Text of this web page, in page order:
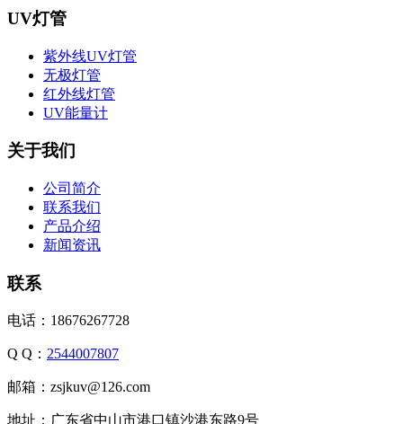
UV灯管
紫外线UV灯管
无极灯管
红外线灯管
UV能量计
关于我们
公司简介
联系我们
产品介绍
新闻资讯
联系
电话：18676267728
Q Q： 2544007807
邮箱：zsjkuv@126.com
地址：广东省中山市港口镇沙港东路9号